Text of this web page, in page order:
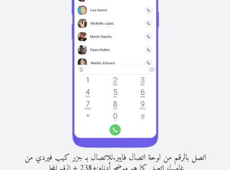
اتصل بالرقم من لوحة اتصال فايبر.للاتصال بـ جزر كيب فيردي من